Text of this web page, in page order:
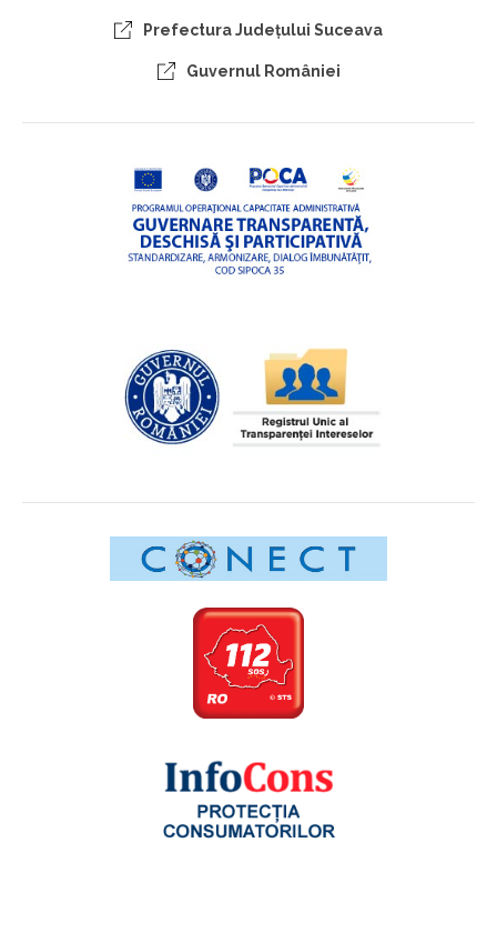
Prefectura Judeţului Suceava
Guvernul României